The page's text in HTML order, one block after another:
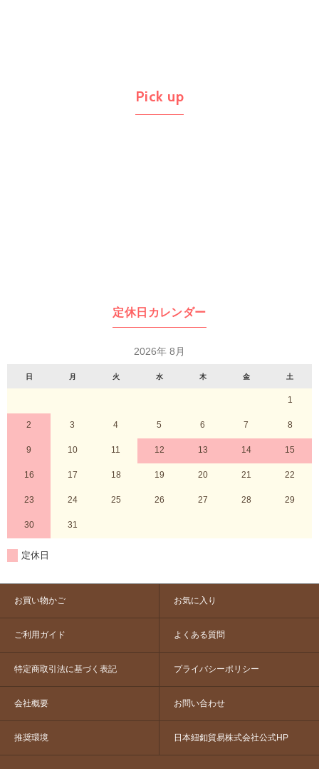
Pick up
定休日カレンダー
2026年 8月
日 月 火 水 木 金 土
1
2 3 4 5 6 7 8
9 10 11 12 13 14 15
16 17 18 19 20 21 22
23 24 25 26 27 28 29
30 31
定休日
お買い物かご お気に入り
ご利用ガイド よくある質問
特定商取引法に基づく表記 プライバシーポリシー
会社概要 お問い合わせ
推奨環境 日本紐釦貿易株式会社公式HP